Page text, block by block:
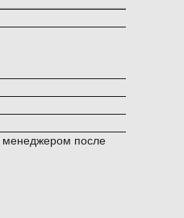
менеджером после